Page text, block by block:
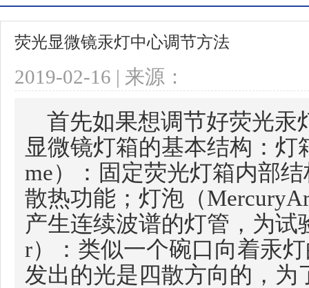
荧光显微镜汞灯中心调节方法
2019-02-16 | 来源：
首先如果想调节好荧光汞
显微镜灯箱的基本结构：灯
me）：固定荧光灯箱内部
散热功能；灯泡（
产生连续波谱的灯管，为
r）：类似一个碗口向着汞
发出的光是四散方向的，为